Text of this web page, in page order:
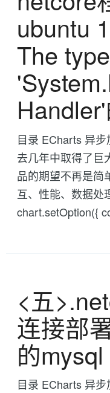
ubuntu
The
目录 ECharts 异
去几年中取得了巨
品的期望不再是简
互、性能、数据处
chart.setOption({
<五
连接部
的mysql
目录 ECharts 异